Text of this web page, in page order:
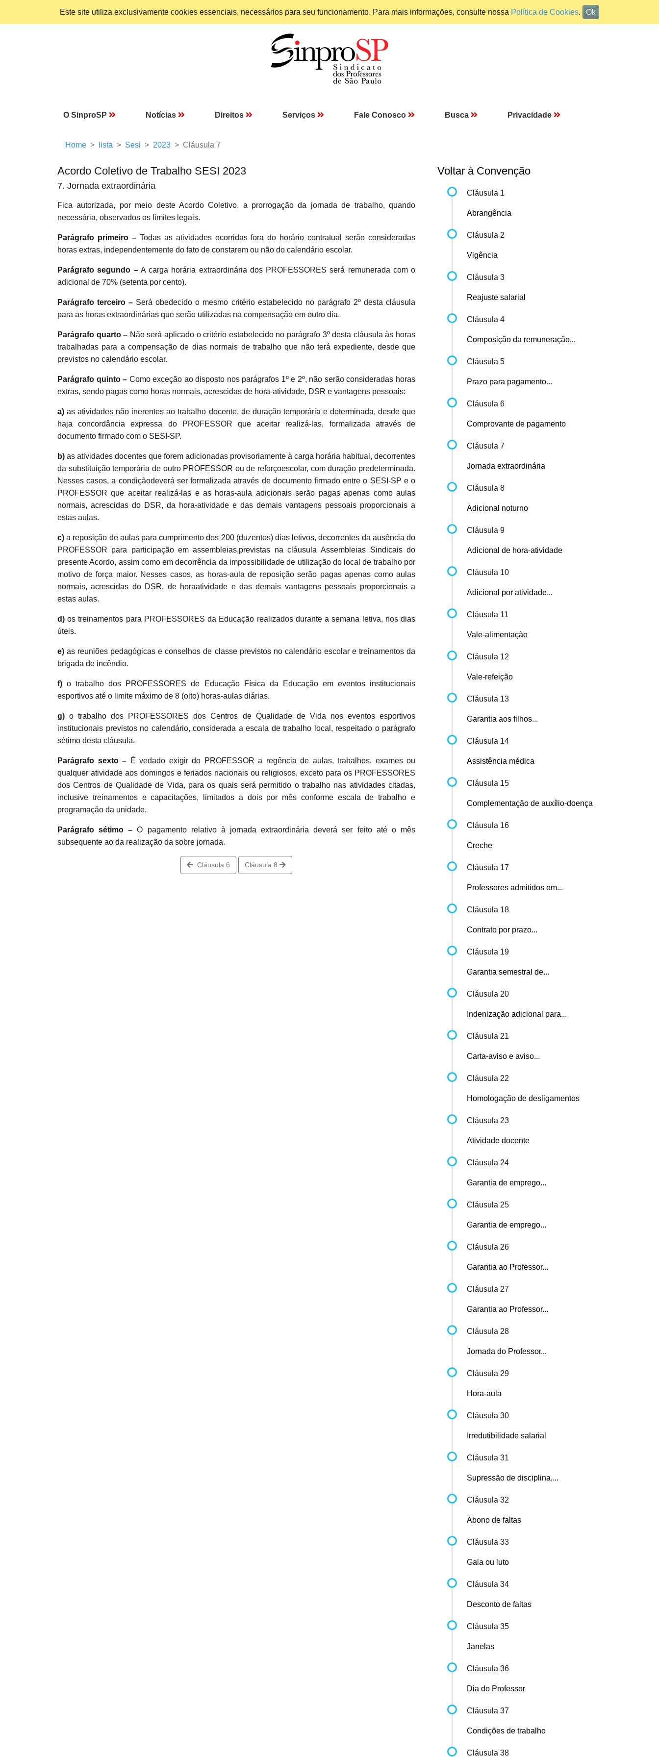
Este site utiliza exclusivamente cookies essenciais, necessários para seu funcionamento. Para mais informações, consulte nossa Política de Cookies. Ok
O SinproSP Notícias Direitos Serviços Fale Conosco Busca Privacidade
Home lista Sesi 2023 Cláusula 7
Acordo Coletivo de Trabalho SESI 2023
7. Jornada extraordinária
Fica autorizada, por meio deste Acordo Coletivo, a prorrogação da jornada de trabalho, quando
necessária, observados os limites legais.
Parágrafo primeiro –Todas as atividades ocorridas fora do horário contratual serão consideradas
horas extras, independentemente do fato de constarem ou não do calendário escolar.
Parágrafo segundo –A carga horária extraordinária dos PROFESSORES será remunerada com o
adicional de 70% (setenta por cento).
Parágrafo terceiro – Será obedecido o mesmo critério estabelecido no parágrafo 2º desta cláusula
para as horas extraordinárias que serão utilizadas na compensação em outro dia.
Parágrafo quarto – Não será aplicado o critério estabelecido no parágrafo 3º desta cláusula às horas
trabalhadas para a compensação de dias normais de trabalho que não terá expediente, desde que
previstos no calendário escolar.
Parágrafo quinto – Como exceção ao disposto nos parágrafos 1º e 2º, não serão consideradas horas
extras, sendo pagas como horas normais, acrescidas de hora-atividade, DSR e vantagens pessoais:
a)as atividades não inerentes ao trabalho docente, de duração temporária e determinada, desde que
haja concordância expressa do PROFESSOR que aceitar realizá-las, formalizada através de
documento firmado com o SESI-SP.
b) as atividades docentes que forem adicionadas provisoriamente à carga horária habitual, decorrentes
da substituição temporária de outro PROFESSOR ou de reforçoescolar, com duração predeterminada.
Nesses casos, a condiçãodeverá ser formalizada através de documento firmado entre o SESI-SP e o
PROFESSOR que aceitar realizá-las e as horas-aula adicionais serão pagas apenas como aulas
normais, acrescidas do DSR, da hora-atividade e das demais vantagens pessoais proporcionais a
estas aulas.
c)a reposição de aulas para cumprimento dos 200 (duzentos) dias letivos, decorrentes da ausência do
PROFESSOR para participação em assembleias,previstas na cláusula Assembleias Sindicais do
presente Acordo, assim como em decorrência da impossibilidade de utilização do local de trabalho por
motivo de força maior. Nesses casos, as horas-aula de reposição serão pagas apenas como aulas
normais, acrescidas do DSR, de horaatividade e das demais vantagens pessoais proporcionais a
estas aulas.
d)os treinamentos para PROFESSORES da Educação realizados durante a semana letiva, nos dias
úteis.
e) as reuniões pedagógicas e conselhos de classe previstos no calendário escolar e treinamentos da
brigada de incêndio.
f)o trabalho dos PROFESSORES de Educação Física da Educação em eventos institucionais
esportivos até o limite máximo de 8 (oito) horas-aulas diárias.
g) o trabalho dos PROFESSORES dos Centros de Qualidade de Vida nos eventos esportivos
institucionais previstos no calendário, considerada a escala de trabalho local, respeitado o parágrafo
sétimo desta cláusula.
Parágrafo sexto – É vedado exigir do PROFESSOR a regência de aulas, trabalhos, exames ou
qualquer atividade aos domingos e feriados nacionais ou religiosos, exceto para os PROFESSORES
dos Centros de Qualidade de Vida, para os quais será permitido o trabalho nas atividades citadas,
inclusive treinamentos e capacitações, limitados a dois por mês conforme escala de trabalho e
programação da unidade.
Parágrafo sétimo –O pagamento relativo à jornada extraordinária deverá ser feito até o mês
subsequente ao da realização da sobre jornada.
Cláusula 6 Cláusula 8
Voltar à Convenção
Cláusula 1
Abrangência
Cláusula 2
Vigência
Cláusula 3
Reajuste salarial
Cláusula 4
Composição da remuneração...
Cláusula 5
Prazo para pagamento...
Cláusula 6
Comprovante de pagamento
Cláusula 7
Jornada extraordinária
Cláusula 8
Adicional noturno
Cláusula 9
Adicional de hora-atividade
Cláusula 10
Adicional por atividade...
Cláusula 11
Vale-alimentação
Cláusula 12
Vale-refeição
Cláusula 13
Garantia aos filhos...
Cláusula 14
Assistência médica
Cláusula 15
Complementação de auxílio-doença
Cláusula 16
Creche
Cláusula 17
Professores admitidos em...
Cláusula 18
Contrato por prazo...
Cláusula 19
Garantia semestral de...
Cláusula 20
Indenização adicional para...
Cláusula 21
Carta-aviso e aviso...
Cláusula 22
Homologação de desligamentos
Cláusula 23
Atividade docente
Cláusula 24
Garantia de emprego...
Cláusula 25
Garantia de emprego...
Cláusula 26
Garantia ao Professor...
Cláusula 27
Garantia ao Professor...
Cláusula 28
Jornada do Professor...
Cláusula 29
Hora-aula
Cláusula 30
Irredutibilidade salarial
Cláusula 31
Supressão de disciplina,...
Cláusula 32
Abono de faltas
Cláusula 33
Gala ou luto
Cláusula 34
Desconto de faltas
Cláusula 35
Janelas
Cláusula 36
Dia do Professor
Cláusula 37
Condições de trabalho
Cláusula 38